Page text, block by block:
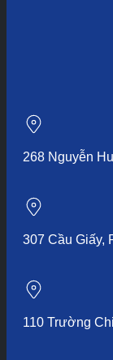
268 Nguyễn
307 Cầu Giấy,
110 Trường